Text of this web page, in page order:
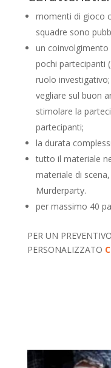
momenti di gioco
squadre sono
un
pochi partecipanti
ruolo investigativo;
vegliare sul buon
stimolare la
partecipanti;
la durata
tutto il materiale
materiale di
Murderparty.
per massimo 40
PER UN PREVENTIVO
PERSONALIZZATO